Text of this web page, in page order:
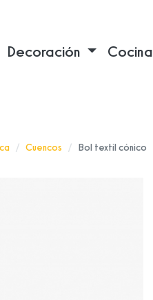
Decoración Cocina
Cuencos Bol textil cónico